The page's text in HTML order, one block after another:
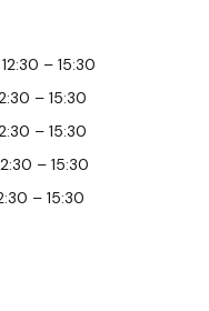
– 15:30
– 15:30
– 15:30
– 15:30
– 15:30